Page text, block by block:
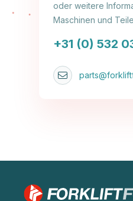
oder weitere
Maschinen und
+31 (0) 532